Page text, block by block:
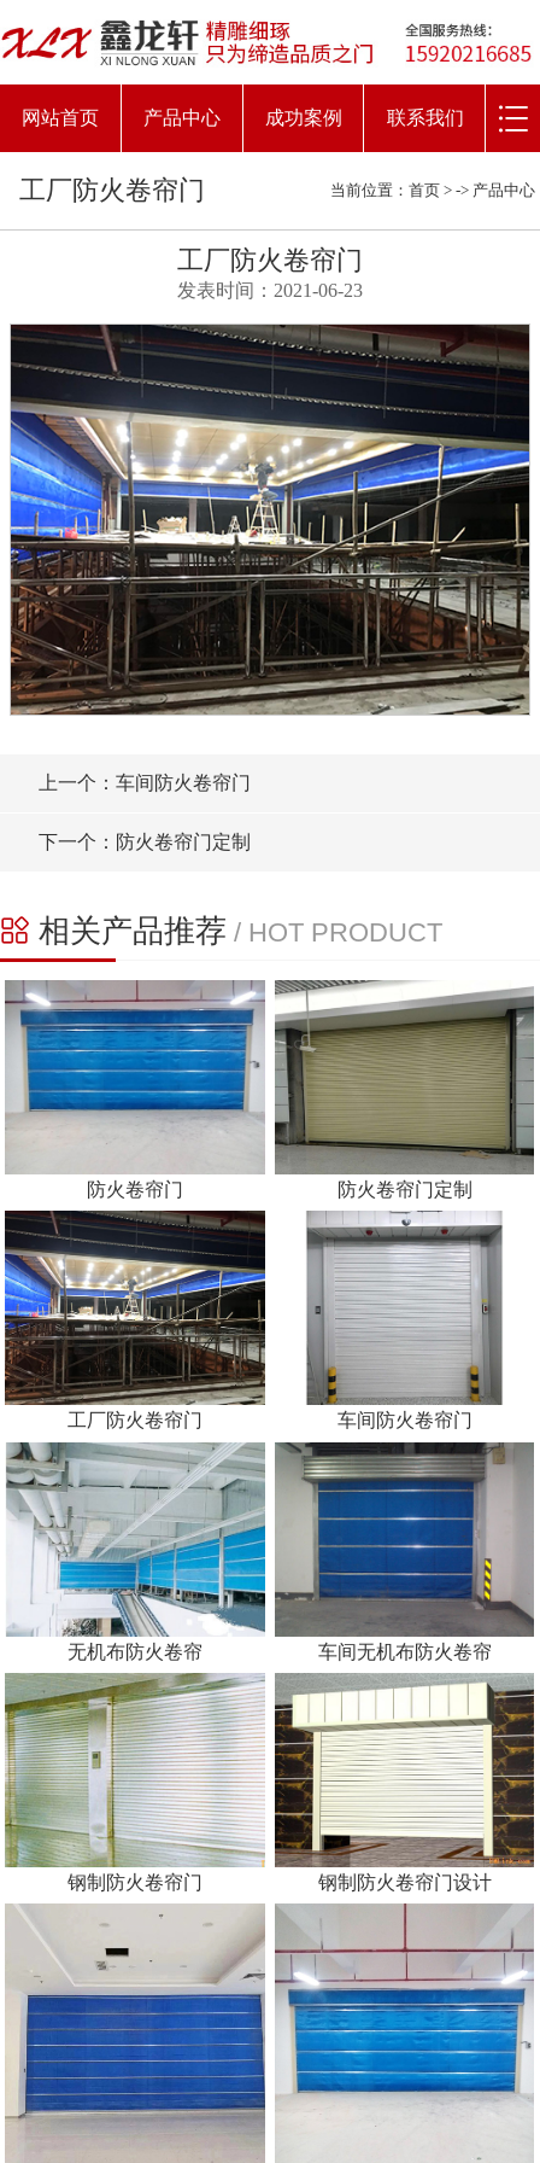
网站首页 产品中心 成功案例 联系我们
工厂防火卷帘门 当前位置： 首页 > -> 产品中心
工厂防火卷帘门
发表时间：2021-06-23
上一个：车间防火卷帘门
下一个：防火卷帘门定制
相关产品推荐 / HOT PRODUCT
防火卷帘门 防火卷帘门定制
工厂防火卷帘门 车间防火卷帘门
无机布防火卷帘 车间无机布防火卷帘
钢制防火卷帘门 钢制防火卷帘门设计